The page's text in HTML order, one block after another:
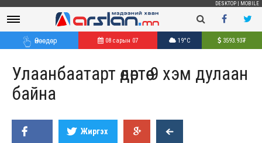
DESKTOP MOBILE
Өнөөдөр 08 сарын 07 19°C 3593.93₮
Улаанбаатарт өдөртөө 9 хэм дулаан
байна
Жиргэх